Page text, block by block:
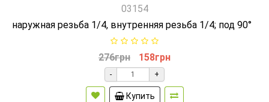
03154
наружная резьба 1/4, внутренняя резьба 1/4; под 90°
276грн 158грн
- +
Купить